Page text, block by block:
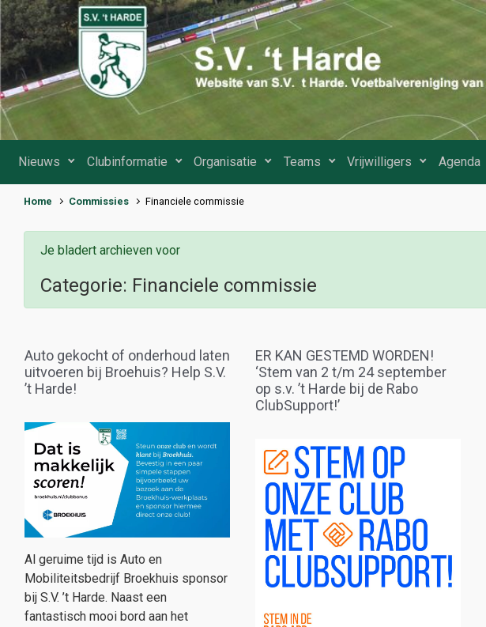
Spring naar de hoofdinhoud
Nieuws Clubinformatie Organisatie Teams Vrijwilligers Agenda
Home Commissies Financiele commissie
Je bladert archieven voor
Categorie: Financiele commissie
Auto gekocht of onderhoud laten
uitvoeren bij Broehuis? Help S.V.
’t Harde!
Al geruime tijd is Auto en
Mobiliteitsbedrijf Broekhuis sponsor
bij S.V. ’t Harde. Naast een
fantastisch mooi bord aan het
ER KAN GESTEMD WORDEN!
‘Stem van 2 t/m 24 september
op s.v. ’t Harde bij de Rabo
ClubSupport!’